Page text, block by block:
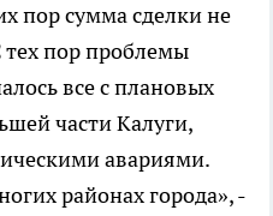
пор сумма сделки не
тех пор проблемы
все с плановых
части Калуги,
авариями.
районах города», -